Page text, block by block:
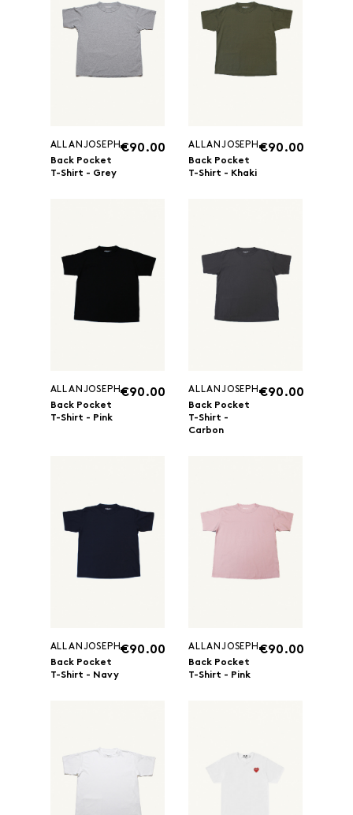
ALLANJOSEPH
Back Pocket
T-Shirt - Grey
€90.00
ALLANJOSEPH
Back Pocket
T-Shirt - Khaki
€90.00
ALLANJOSEPH
Back Pocket
T-Shirt - Pink
€90.00
ALLANJOSEPH
Back Pocket
T-Shirt -
Carbon
€90.00
ALLANJOSEPH
Back Pocket
T-Shirt - Navy
€90.00
ALLANJOSEPH
Back Pocket
T-Shirt - Pink
€90.00